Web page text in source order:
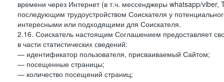
времени через Интернет (в т.ч. мессенджеры whatsapp/
последующим трудоустройством Соискателя у
интересными или подходящими для Соискателя.
2.16. Соискатель настоящим Соглашением предоставляет
в части статистических сведений:
— идентификатор пользователя, присваиваемый Сайтом;
— посещенные страницы;
— количество посещений страниц;